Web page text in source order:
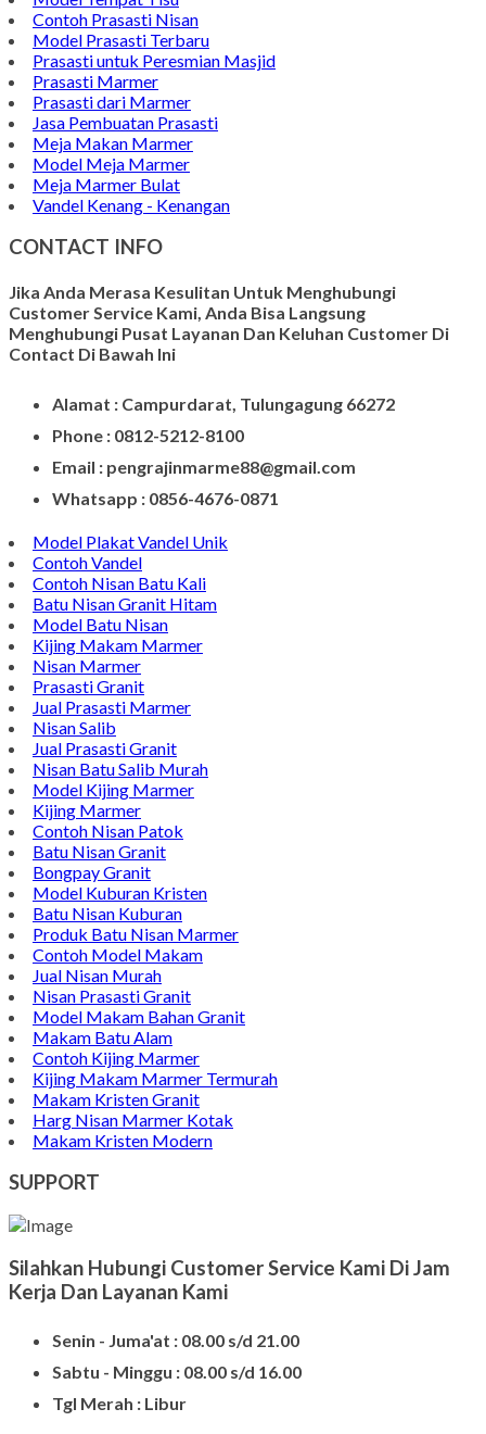
Contoh Prasasti Nisan
Model Prasasti Terbaru
Prasasti untuk Peresmian Masjid
Prasasti Marmer
Prasasti dari Marmer
Jasa Pembuatan Prasasti
Meja Makan Marmer
Model Meja Marmer
Meja Marmer Bulat
Vandel Kenang - Kenangan
CONTACT INFO
Jika Anda Merasa Kesulitan Untuk Menghubungi
Customer Service Kami, Anda Bisa Langsung
Menghubungi Pusat Layanan Dan Keluhan Customer Di
Contact Di Bawah Ini
Alamat : Campurdarat, Tulungagung 66272
Phone : 0812-5212-8100
Email : pengrajinmarme88@gmail.com
Whatsapp : 0856-4676-0871
Model Plakat Vandel Unik
Contoh Vandel
Contoh Nisan Batu Kali
Batu Nisan Granit Hitam
Model Batu Nisan
Kijing Makam Marmer
Nisan Marmer
Prasasti Granit
Jual Prasasti Marmer
Nisan Salib
Jual Prasasti Granit
Nisan Batu Salib Murah
Model Kijing Marmer
Kijing Marmer
Contoh Nisan Patok
Batu Nisan Granit
Bongpay Granit
Model Kuburan Kristen
Batu Nisan Kuburan
Produk Batu Nisan Marmer
Contoh Model Makam
Jual Nisan Murah
Nisan Prasasti Granit
Model Makam Bahan Granit
Makam Batu Alam
Contoh Kijing Marmer
Kijing Makam Marmer Termurah
Makam Kristen Granit
Harg Nisan Marmer Kotak
Makam Kristen Modern
SUPPORT
Silahkan Hubungi Customer Service Kami Di Jam
Kerja Dan Layanan Kami
Senin - Juma'at : 08.00 s/d 21.00
Sabtu - Minggu : 08.00 s/d 16.00
Tgl Merah : Libur